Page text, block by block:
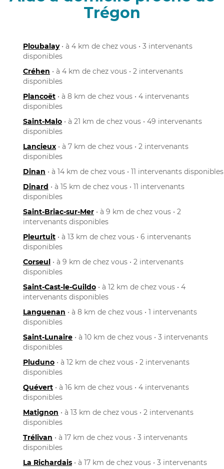
Trégon
Ploubalay• à 4 km de chez vous • 3 intervenants
disponibles
Créhen • à 4 km de chez vous • 2 intervenants
disponibles
Plancoët • à 8 km de chez vous • 4 intervenants
disponibles
Saint-Malo • à 21 km de chez vous • 49 intervenants
disponibles
Lancieux • à 7 km de chez vous • 2 intervenants
disponibles
Dinan • à 14 km de chez vous • 11 intervenants disponibles
Dinard • à 15 km de chez vous • 11 intervenants
disponibles
Saint-Briac-sur-Mer • à 9 km de chez vous • 2
intervenants disponibles
Pleurtuit • à 13 km de chez vous • 6 intervenants
disponibles
Corseul • à 9 km de chez vous • 2 intervenants
disponibles
Saint-Cast-le-Guildo • à 12 km de chez vous • 4
intervenants disponibles
Languenan • à 8 km de chez vous • 1 intervenants
disponibles
Saint-Lunaire • à 10 km de chez vous • 3 intervenants
disponibles
Pluduno • à 12 km de chez vous • 2 intervenants
disponibles
Quévert • à 16 km de chez vous • 4 intervenants
disponibles
Matignon • à 13 km de chez vous • 2 intervenants
disponibles
Trélivan • à 17 km de chez vous • 3 intervenants
disponibles
La Richardais • à 17 km de chez vous • 3 intervenants